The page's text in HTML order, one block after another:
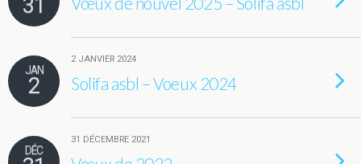
JAN
2
2 JANVIER 2024
Solifa asbl – Voeux 2024
DÉC
31 DÉCEMBRE 2021